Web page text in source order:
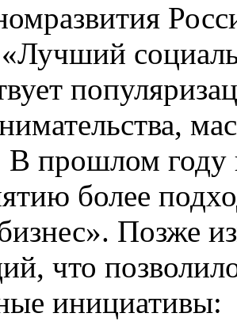
В прошлом году
более
Позже
что
инициативы: